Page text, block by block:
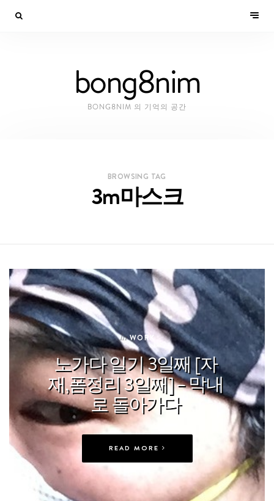
bong8nim
BONG8NIM 의 기억의 공간
BROWSING TAG
3m마스크
In WORK
노가다 일기 3일째 [자
재,폼정리 3일째] – 막내
로 돌아가다
READ MORE